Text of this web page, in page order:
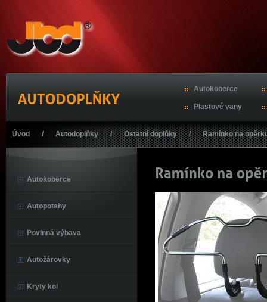
Autokoberce
Plastové vany
Úvod / Autodoplňky / Ostatní doplňky / Ramínko na
Autokoberce
Autopotahy
Povinná výbava
Autožárovky
Kryty kol